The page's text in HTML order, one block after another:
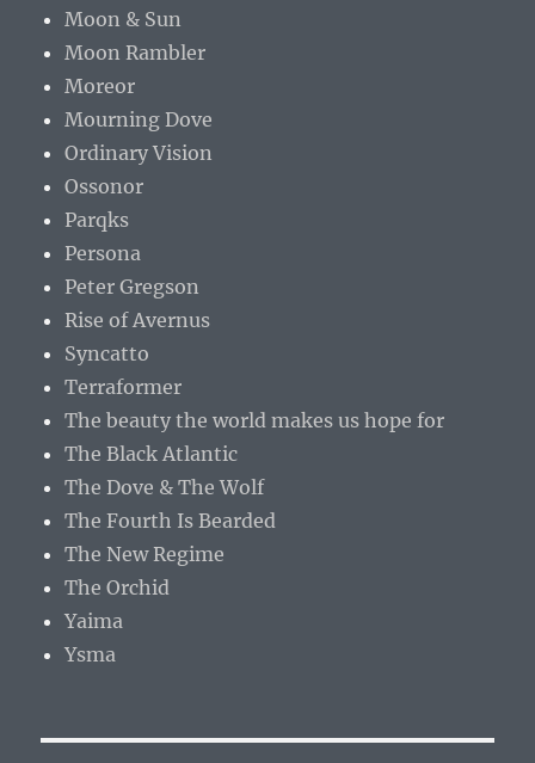
Rise of Avernus
Syncatto
Terraformer
The beauty the world makes us hope for
The Black Atlantic
The Dove & The Wolf
The Fourth Is Bearded
The New Regime
The Orchid
Yaima
Ysma
MUSIQUE SOUS LICENCES ART LIBRE &
CREATIVE COMMONS
@diffuser.net – Musique libre à écouter.
Au Bout Du Fil
Dogmazic
Jamendo